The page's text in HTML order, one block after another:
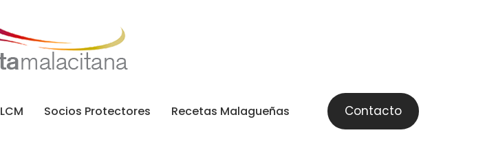
Socios Protectores Recetas Malagueñas Contacto